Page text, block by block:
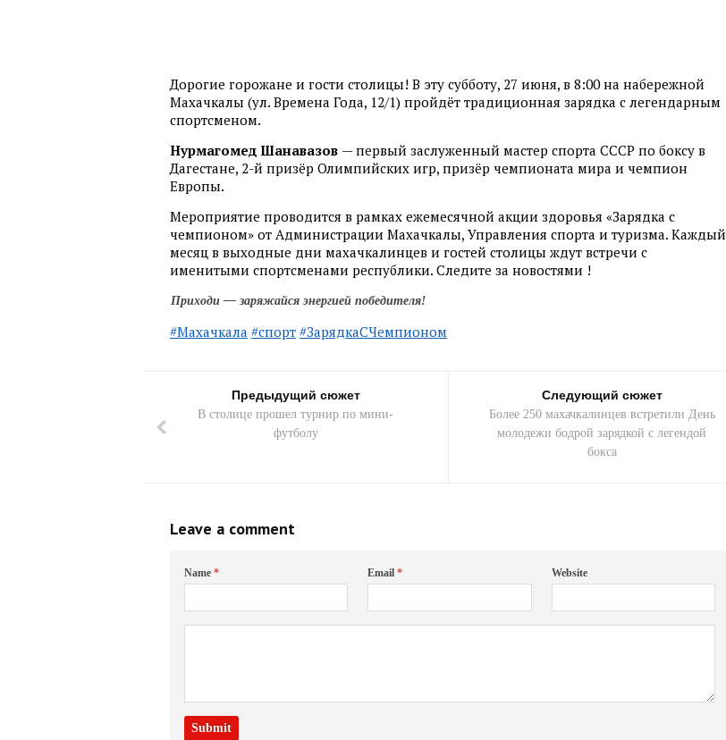
Дорогие горожане и гости столицы! В эту субботу, 27 июня, в 8:00 на набережной
Махачкалы (ул. Времена Года, 12/1) пройдёт традиционная зарядка с легендарным
спортсменом.
Нурмагомед Шанавазов — первый заслуженный мастер спорта СССР по боксу в
Дагестане, 2-й призёр Олимпийских игр, призёр чемпионата мира и чемпион
Европы.
Мероприятие проводится в рамках ежемесячной акции здоровья «Зарядка с
чемпионом» от Администрации Махачкалы, Управления спорта и туризма. Каждый
месяц в выходные дни махачкалинцев и гостей столицы ждут встречи с
именитыми спортсменами республики. Следите за новостями !
Приходи — заряжайся энергией победителя!
#Махачкала #спорт #ЗарядкаСЧемпионом
Предыдущий сюжет
В столице прошел турнир по мини-
футболу
Следующий сюжет
Более 250 махачкалинцев встретили День
молодежи бодрой зарядкой с легендой
бокса
Leave a comment
Name* Email* Website